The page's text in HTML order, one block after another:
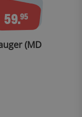
59.95
(MD